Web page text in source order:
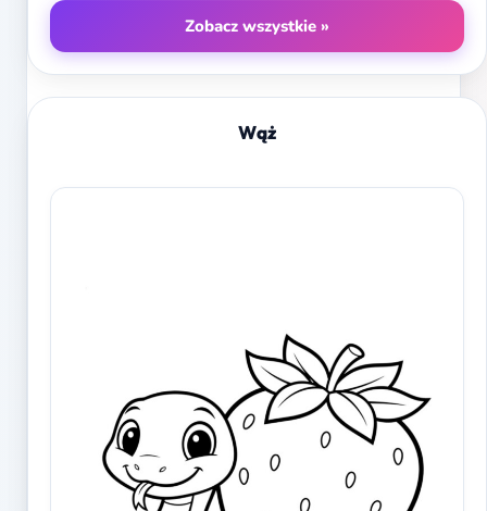
Zobacz wszystkie »
Wąż